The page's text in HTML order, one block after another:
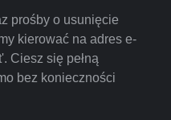
prośby o usunięcie
kierować na adres e-
Ciesz się pełną
bez konieczności